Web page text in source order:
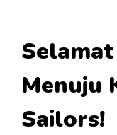
Menuju
Sailors!